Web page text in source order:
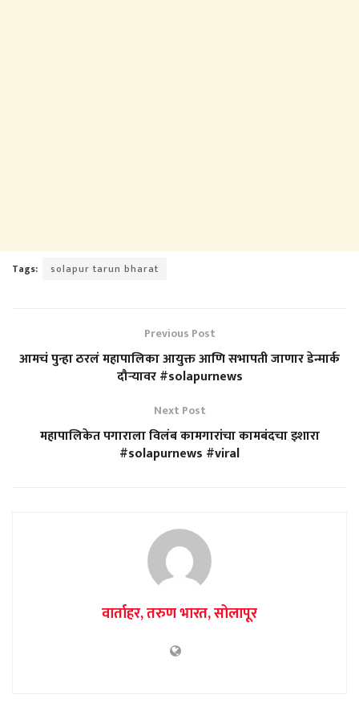
Tags: solapur tarun bharat
Previous Post
आमचं पुन्हा ठरलं महापालिका आयुक्त आणि सभापती जाणार डेन्मार्क
दौऱ्यावर #solapurnews
Next Post
महापालिकेत पगाराला विलंब कामगारांचा कामबंदचा इशारा
#solapurnews #viral
वार्ताहर, तरुण भारत, सोलापूर